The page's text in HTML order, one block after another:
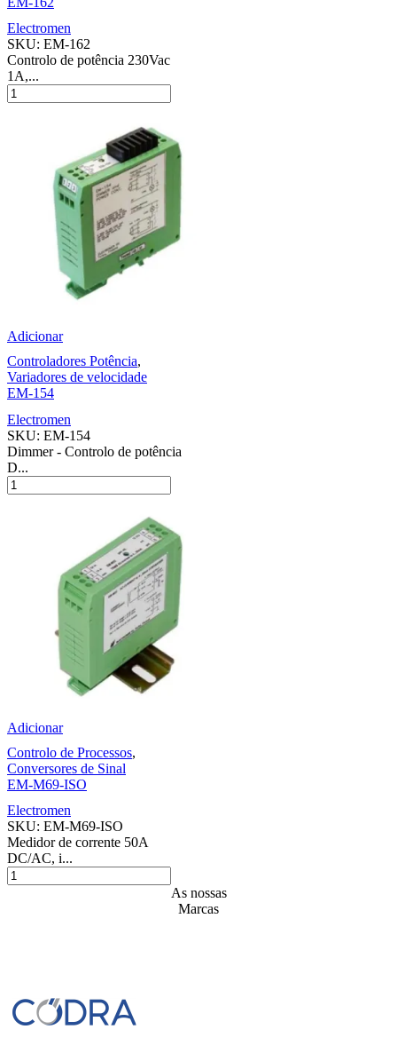
Electromen
SKU: EM-162
Controlo de potência 230Vac
1A,...
Adicionar
Controladores Potência,
Variadores de velocidade
EM-154
Electromen
SKU: EM-154
Dimmer - Controlo de potência
D...
Adicionar
Controlo de Processos,
Conversores de Sinal
EM-M69-ISO
Electromen
SKU: EM-M69-ISO
Medidor de corrente 50A
DC/AC, i...
As nossas
Marcas